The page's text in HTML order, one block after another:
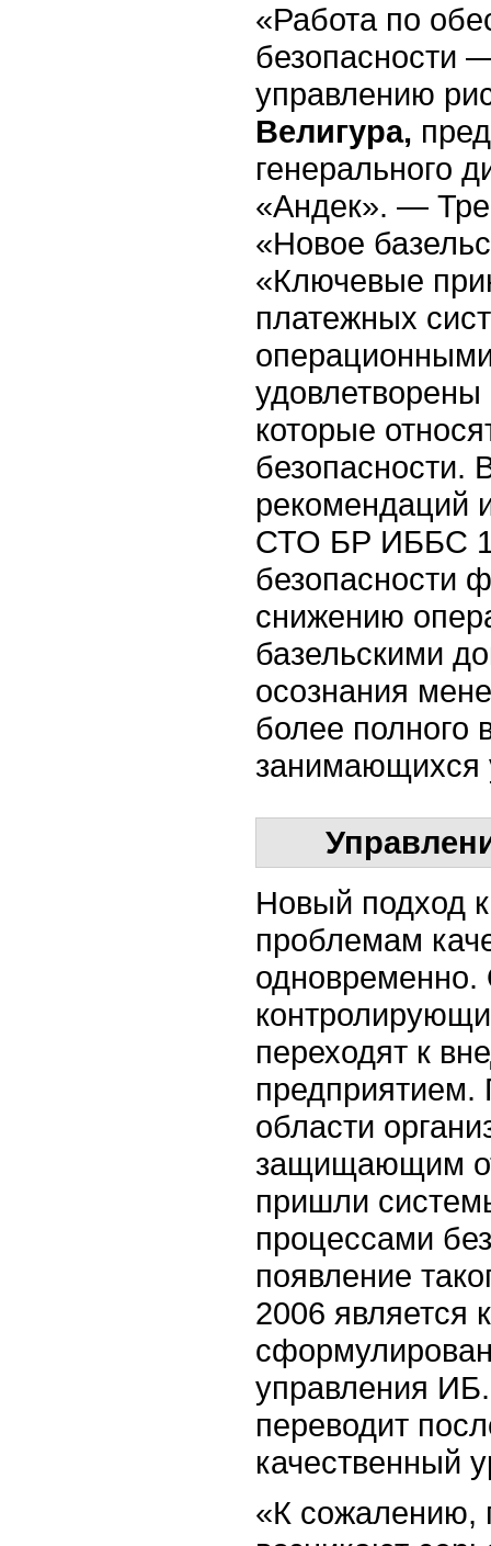
«Работа по
безопасности
управлению
Велигура,
генерального
«Андек». —
«Новое
«Ключевые
платежных
которые
безопасности.
рекомендаций
СТО БР ИББС
безопасности
снижению
базельскими
осознания
более полного
занимающихся
Новый подход
проблемам
одновременно.
переходят к
области
защищающим
пришли
процессами
появление
2006 является
управления
переводит
качественный
«К сожалению,